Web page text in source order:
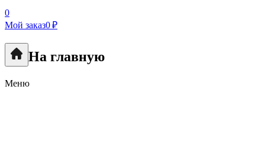
0
Мой заказ0 ₽
На главную
Меню